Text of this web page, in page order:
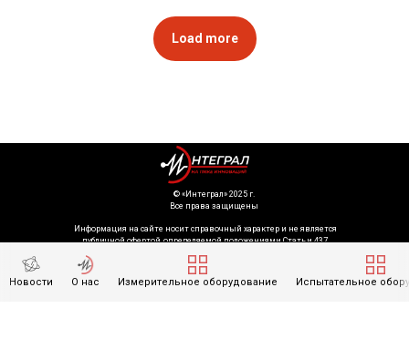
Load more
Информация на сайте носит справочный характер и не является
публичной офертой, определяемой положениями Статьи 437
(спецификация) и комплект поставки товара могут быть изменены
производителем без предварительного уведомления. Уточняйте
информацию у наших менеджеров.
©️ «Интеграл» 2025 г.
Все права защищены
Новости О нас Измерительное оборудование Испытательное